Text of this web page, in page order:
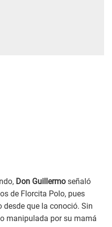
Don Guillermo señaló
de Florcita Polo, pues
que la conoció. Sin
manipulada por su mamá